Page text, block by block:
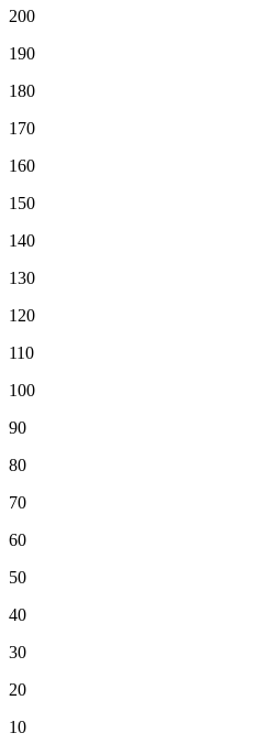
200
190
180
170
160
150
140
130
120
110
100
90
80
70
60
50
40
30
20
10